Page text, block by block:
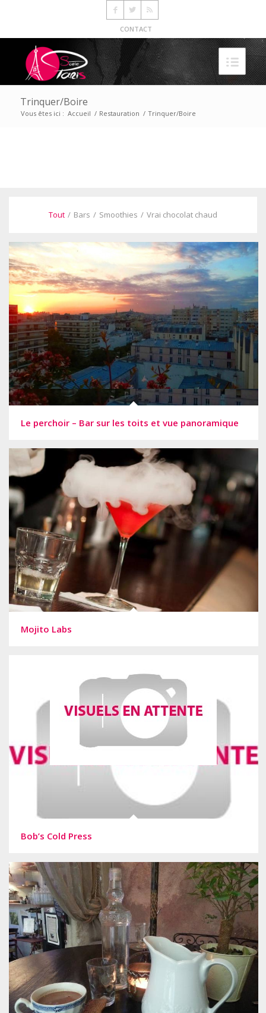
CONTACT
Trinquer/Boire
Vous êtes ici : Accueil / Restauration / Trinquer/Boire
Tout / Bars / Smoothies / Vrai chocolat chaud
Le perchoir – Bar sur les toits et vue panoramique
Mojito Labs
Bob’s Cold Press